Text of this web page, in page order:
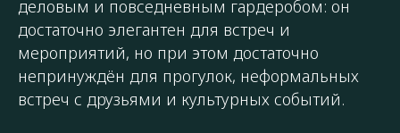
деловым и повседневным гардеробом: он
достаточно элегантен для встреч и
мероприятий, но при этом достаточно
непринуждён для прогулок, неформальных
встреч с друзьями и культурных событий.